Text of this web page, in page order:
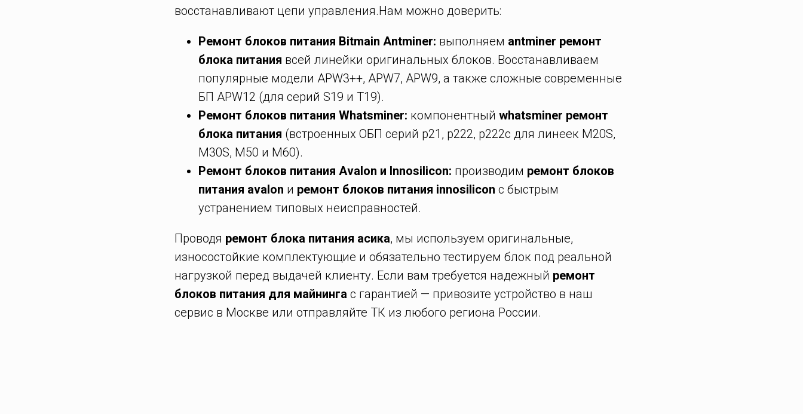
восстанавливают цепи управления.Нам можно доверить:
Ремонт блоков питания Bitmain Antminer: выполняем antminer ремонт
блока питания всей линейки оригинальных блоков. Восстанавливаем
популярные модели APW3++, APW7, APW9, а также сложные современные
БП APW12 (для серий S19 и T19).
Ремонт блоков питания Whatsminer: компонентный whatsminer ремонт
блока питания (встроенных ОБП серий p21, p222, p222c для линеек M20S,
M30S, M50 и M60).
Ремонт блоков питания Avalon и Innosilicon: производим ремонт блоков
питания avalon и ремонт блоков питания innosilicon с быстрым
устранением типовых неисправностей.
Проводя ремонт блока питания асика, мы используем оригинальные,
износостойкие комплектующие и обязательно тестируем блок под реальной
нагрузкой перед выдачей клиенту. Если вам требуется надежный ремонт
блоков питания для майнинга с гарантией — привозите устройство в наш
сервис в Москве или отправляйте ТК из любого региона России.